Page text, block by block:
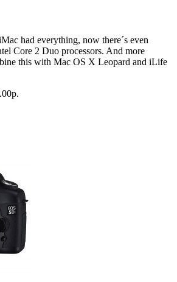
had everything, now there´s even
Core 2 Duo processors. And more
this with Mac OS X Leopard and iLife